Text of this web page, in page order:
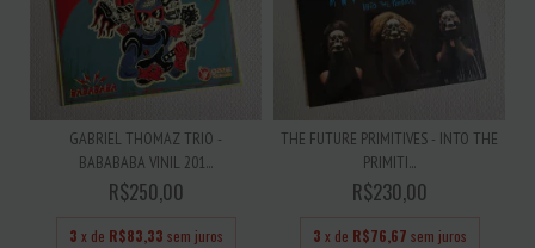
GABRIEL THOMAZ TRIO -
BABABABA VINIL 201...
R$250,00
3 x de R$83,33 sem juros
THE FUTURE PRIMITIVES - INTO THE
PRIMITI...
R$230,00
3 x de R$76,67 sem juros